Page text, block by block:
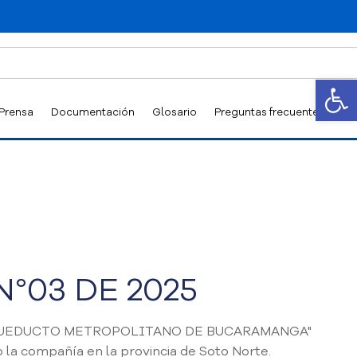
Documentación Glosario Preguntas frecuentes
DE 2025
METROPOLITANO DE BUCARAMANGA"
compañía en la provincia de Soto Norte.